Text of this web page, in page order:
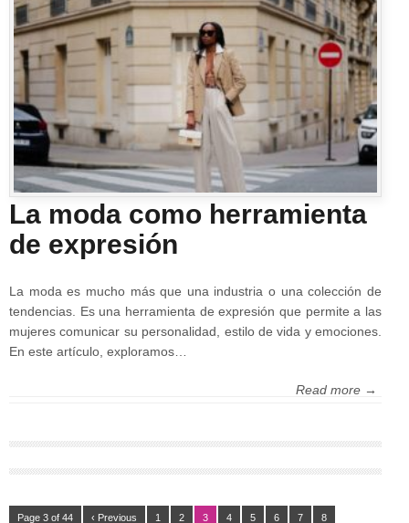
La moda como herramienta
de expresión
La moda es mucho más que una industria o una colección de
tendencias. Es una herramienta de expresión que permite a las
mujeres comunicar su personalidad, estilo de vida y emociones.
En este artículo, exploramos…
Read more →
Page 3 of 44 ‹ Previous 1 2 3 4 5 6 7 8